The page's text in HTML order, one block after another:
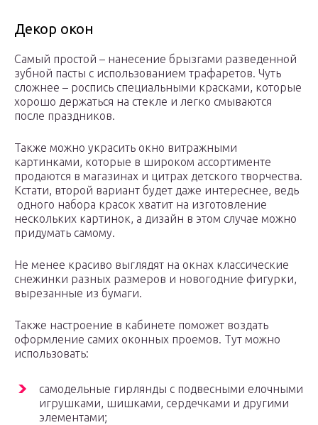
Декор окон
Самый простой – нанесение брызгами разведенной
зубной пасты с использованием трафаретов. Чуть
сложнее – роспись специальными красками, которые
хорошо держаться на стекле и легко смываются
после праздников.
Также можно украсить окно витражными
картинками, которые в широком ассортименте
продаются в магазинах и цитрах детского творчества.
Кстати, второй вариант будет даже интереснее, ведь
одного набора красок хватит на изготовление
нескольких картинок, а дизайн в этом случае можно
придумать самому.
Не менее красиво выглядят на окнах классические
снежинки разных размеров и новогодние фигурки,
вырезанные из бумаги.
Также настроение в кабинете поможет воздать
оформление самих оконных проемов. Тут можно
использовать:
самодельные гирлянды с подвесными елочными
игрушками, шишками, сердечками и другими
элементами;